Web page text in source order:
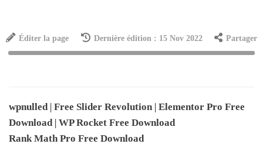
Éditer la page Dernière édition : 15 Nov 2022 Partager
wpnulled | Free Slider Revolution | Elementor Pro Free
Download | WP Rocket Free Download
Rank Math Pro Free Download